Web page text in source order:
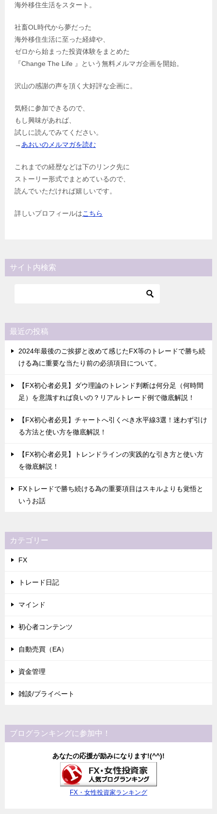
海外移住生活をスタート。
社畜OL時代から夢だった
海外移住生活に至った経緯や、
ゼロから始まった投資体験をまとめた
『Change The Life 』という無料メルマガ企画を開始。
沢山の感謝の声を頂く大好評な企画に。
気軽に参加できるので、
もし興味があれば、
試しに読んでみてください。
→ あおいのメルマガを読む
これまでの経歴などは下のリンク先に
ストーリー形式でまとめているので、
読んでいただければ嬉しいです。
詳しいプロフィールはこちら
サイト内検索
最近の投稿
2024年最後のご挨拶と改めて感じたFX等のトレードで勝ち続
ける為に重要な当たり前の必須項目について。
【FX初心者必見】ダウ理論のトレンド判断は何分足（何時間
足）を意識すれば良いの？リアルトレード例で徹底解説！
【FX初心者必見】チャートへ引くべき水平線3選！迷わず引け
る方法と使い方を徹底解説！
【FX初心者必見】トレンドラインの実践的な引き方と使い方
を徹底解説！
FXトレードで勝ち続ける為の重要項目はスキルよりも覚悟と
いうお話
カテゴリー
FX
トレード日記
マインド
初心者コンテンツ
自動売買（EA）
資金管理
雑談/プライベート
ブログランキングに参加中！
あなたの応援が励みになります!(^^)!
FX・女性投資家ランキング